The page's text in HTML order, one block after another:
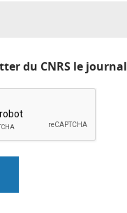
du CNRS le journal